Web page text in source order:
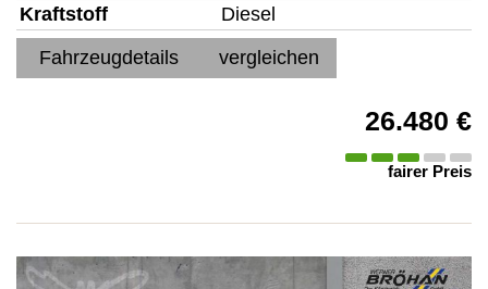
Kraftstoff
Diesel
Fahrzeugdetails
vergleichen
26.480 €
fairer Preis